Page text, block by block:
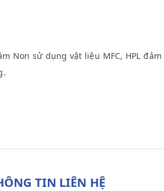
Non sử dụng vật liệu MFC, HPL
TIN LIÊN HỆ